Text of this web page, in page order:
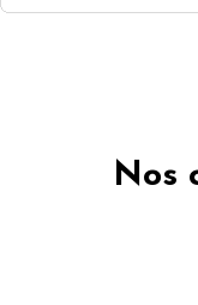
Nos